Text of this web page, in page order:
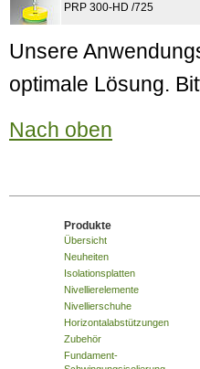
PRP 300-HD /725
Unsere
optimale Lösung.
Nach oben
Produkte
Übersicht
Neuheiten
Isolationsplatten
Nivellierelemente
Nivellierschuhe
Horizontalabstützungen
Zubehör
Fundament-